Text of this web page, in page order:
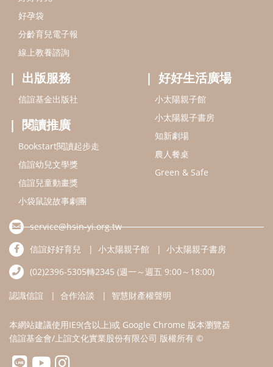
信誼幼兒文學獎
信誼兒童動畫獎
小袋鼠說故事劇團
service@hsin-yi.org.tw
信誼好好育兒
小太陽親子書房
(02)2396-5305轉2345 (週一～週五 9:00～18:00)
認識信誼 合作洽談 智慧財產權聲明
本網站建議使用IE9(含以上)或 Google Chrome 版本瀏覽器
信誼基金會/上誼文化實業股份有限公司 版權所有 ©